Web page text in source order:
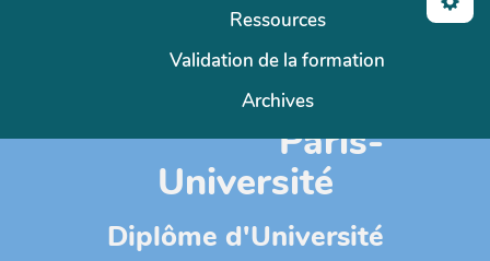
Ressources
Validation de la formation
Archives
CY-Cergy-
Paris-
Université
Diplôme d'Université